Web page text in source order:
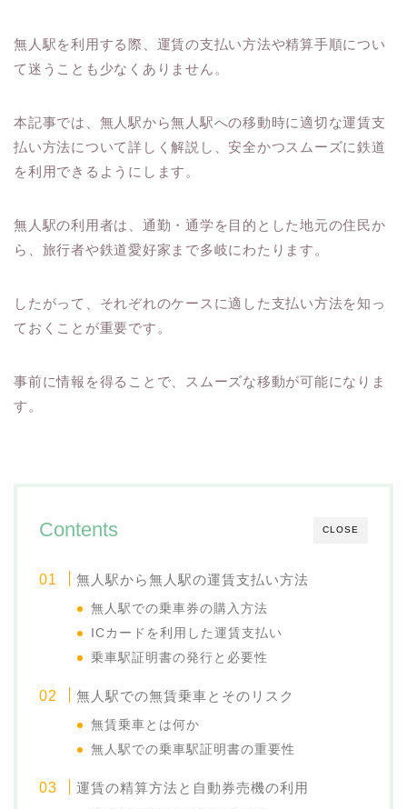
無人駅を利用する際、運賃の支払い方法や精算手順につい
て迷うことも少なくありません。
本記事では、無人駅から無人駅への移動時に適切な運賃支
払い方法について詳しく解説し、安全かつスムーズに鉄道
を利用できるようにします。
無人駅の利用者は、通勤・通学を目的とした地元の住民か
ら、旅行者や鉄道愛好家まで多岐にわたります。
したがって、それぞれのケースに適した支払い方法を知っ
ておくことが重要です。
事前に情報を得ることで、スムーズな移動が可能になりま
す。
CLOSE
Contents
無人駅から無人駅の運賃支払い方法
無人駅での乗車券の購入方法
ICカードを利用した運賃支払い
乗車駅証明書の発行と必要性
無人駅での無賃乗車とそのリスク
無賃乗車とは何か
無人駅での乗車駅証明書の重要性
運賃の精算方法と自動券売機の利用